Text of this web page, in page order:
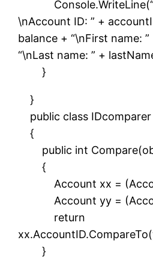
\nAccount ID: ” +
balance + “\nFirst name:
“\nLast name: ” +
}
}
public class IDcomparer
{
public int
{
Account xx =
Account yy =
return
}